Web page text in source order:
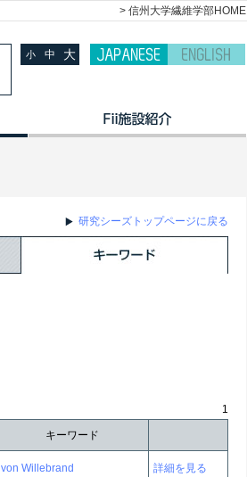
> 信州大学繊維学部HOME
小 中 大
研究シーズトップページに戻る
1
キーワード
von Willebrand
詳細を見る